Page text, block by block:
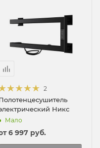
2
Никс
Мало
6 997 руб.